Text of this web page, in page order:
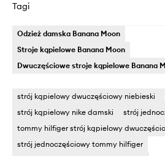
Tagi
Odzież damska Banana Moon
Stroje kąpielowe Banana Moon
Dwuczęściowe stroje kąpielowe Banana
strój kąpielowy dwuczęściowy niebieski
strój kąpielowy nike damski
strój
tommy hilfiger strój kąpielowy
strój jednoczęściowy tommy hilfiger